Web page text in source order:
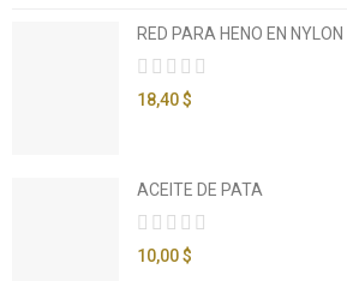
RED PARA HENO EN NYLON
18,40 $
ACEITE DE PATA
10,00 $